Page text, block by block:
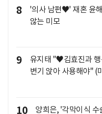
8
'의사 남편♥' 재혼 윤
않는 미모
9
유지태 "♥김효진과 행
변기 앉아 사용해야" (
10
양희은, '각막이식